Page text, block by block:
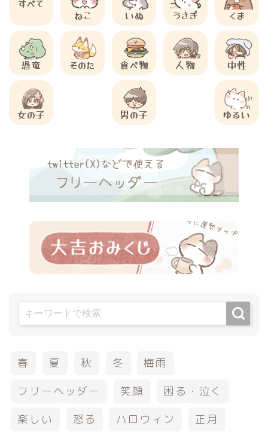
ねこ
いぬ うさぎ くま
恐竜 そのた 食べ物 人物 中性
女の子 男の子 ゆるい
春 夏 秋 冬
梅雨
フリーヘッダー
笑顔
困る・泣く
楽しい
怒る ハロウィン
正月